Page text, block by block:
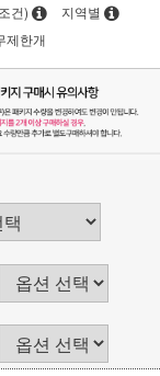
건)
지역별
제한개